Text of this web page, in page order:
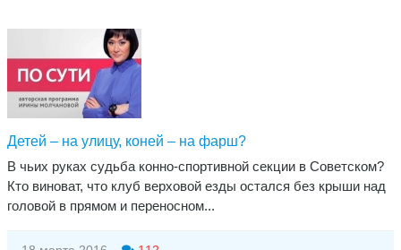
Детей – на улицу, коней – на фарш?
В чьих руках судьба конно-спортивной секции в Советском?
Кто виноват, что клуб верховой езды остался без крыши над
головой в прямом и переносном...